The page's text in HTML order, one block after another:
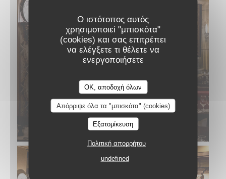
Ο ιστότοπος αυτός
χρησιμοποιεί "μπισκότα"
(cookies) και σας επιτρέπει
να ελέγξετε τι θέλετε να
ενεργοποιήσετε
OK, αποδοχή όλων
Απόρριψε όλα τα "μπισκότα" (cookies)
Εξατομίκευση
Πολιτική απορρήτου
undefined